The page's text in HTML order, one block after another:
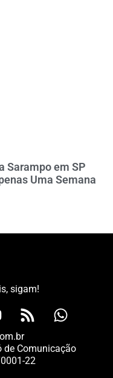
Sarampo em SP
Uma Semana
sigam!
de Comunicação
22